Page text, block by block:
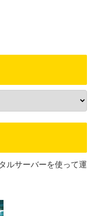
ルサーバーを使って運